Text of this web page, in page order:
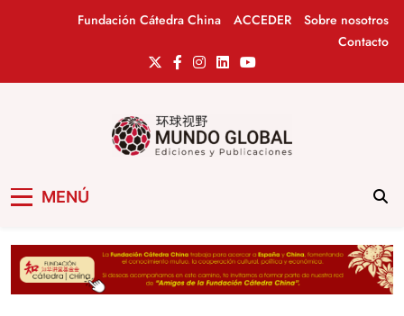
Fundación Cátedra China ACCEDER
Sobre nosotros
Contacto
MENÚ